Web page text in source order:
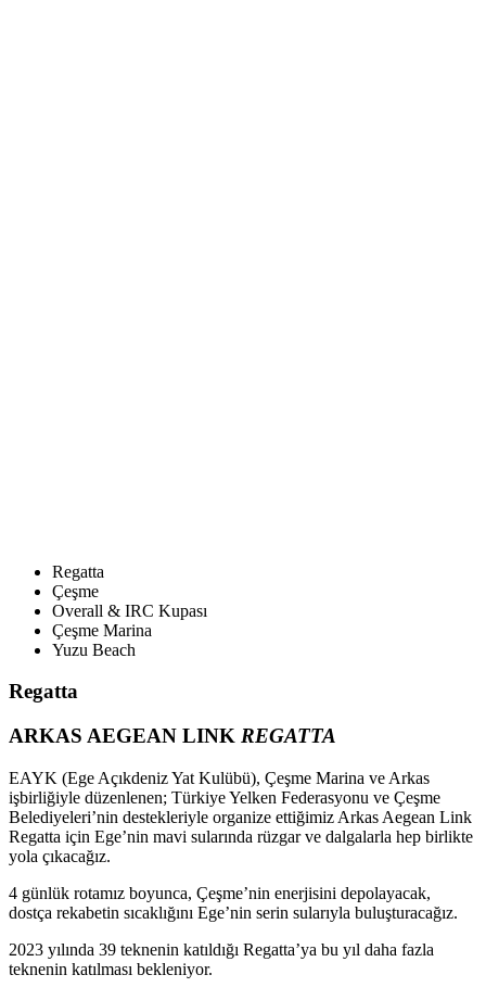
Regatta
Çeşme
Overall & IRC Kupası
Çeşme Marina
Yuzu Beach
Regatta
ARKAS AEGEAN LINK REGATTA
EAYK (Ege Açıkdeniz Yat Kulübü), Çeşme Marina ve Arkas
işbirliğiyle düzenlenen; Türkiye Yelken Federasyonu ve Çeşme
Belediyeleri’nin destekleriyle organize ettiğimiz Arkas Aegean Link
Regatta için Ege’nin mavi sularında rüzgar ve dalgalarla hep birlikte
yola çıkacağız.
4 günlük rotamız boyunca, Çeşme’nin enerjisini depolayacak,
dostça rekabetin sıcaklığını Ege’nin serin sularıyla buluşturacağız.
2023 yılında 39 teknenin katıldığı Regatta’ya bu yıl daha fazla
teknenin katılması bekleniyor.